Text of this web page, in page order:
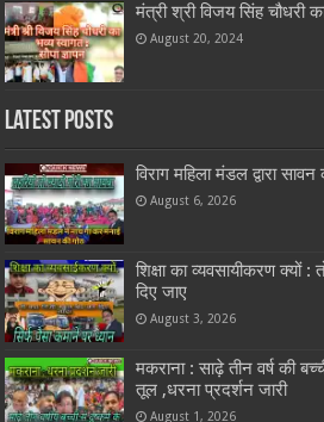
मंत्री श्री विजय सिंह चौधरी
August 20, 2024
Latest Posts
विराग महिला मंडल द्वारा
August 6, 2026
शिक्षा का व्यवसायीकरण क्यों :
दिए जाए
August 3, 2026
मकराना : साढ़े तीन वर्ष की
तूल ,धरना प्रदर्शन जारी
August 1, 2026